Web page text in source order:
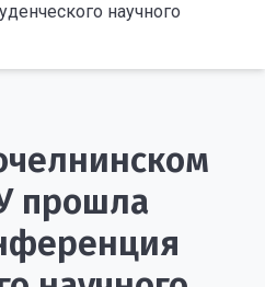
научного
прошла